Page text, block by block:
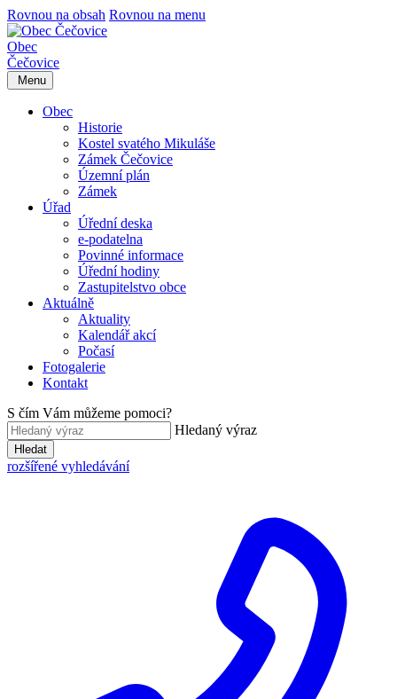
Rovnou na obsah Rovnou na menu
Obec
Čečovice
Menu
Obec
Historie
Kostel svatého Mikuláše
Zámek Čečovice
Územní plán
Zámek
Úřad
Úřední deska
e-podatelna
Povinné informace
Úřední hodiny
Zastupitelstvo obce
Aktuálně
Aktuality
Kalendář akcí
Počasí
Fotogalerie
Kontakt
S čím Vám můžeme pomoci?
Hledaný výraz
Hledat
rozšířené vyhledávání